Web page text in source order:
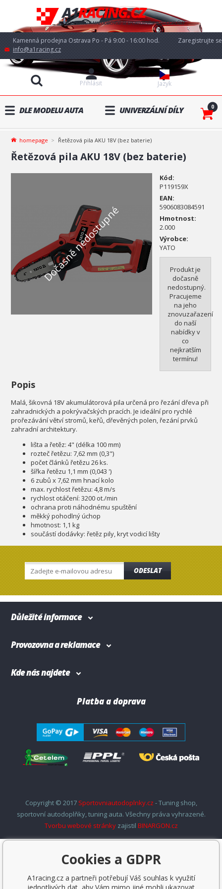
Kamenná prodejna Ostrava Po - Pá 9:00 - 16:00 hod.
info@a1racing.cz
Jazyk
Přihlásit
Zaregistrujte se
DLE MODELU AUTA UNIVERZÁLNÍ DÍLY 0
homepage Řetězová pila AKU 18V (bez baterie)
Řetězová pila AKU 18V (bez baterie)
Dočasně nedostupné
Kód:
P119159X
EAN:
5906083084591
Hmotnost:
2.000
Výrobce:
YATO
Produkt je
dočasně
nedostupný.
Pracujeme
na jeho
znovuzařazení
do naší
nabídky v
co
nejkratším
termínu!
Popis
Malá, šikovná 18V akumulátorová pila určená pro řezání dřeva při
zahradnických a pokrývačských pracích. Je ideální pro rychlé
prořezávání větví stromů, keřů, dřevěných polen, řezání prvků
zahradní architektury.
lišta a řetěz: 4" (délka 100 mm)
rozteč řetězu: 7,62 mm (0,3")
počet článků řetězu 26 ks.
šířka řetězu 1,1 mm (0,043 ')
6 zubů x 7,62 mm hnací kolo
max. rychlost řetězu: 4,8 m/s
rychlost otáčení: 3200 ot./min
ochrana proti náhodnému spuštění
měkký pohodlný úchop
hmotnost: 1,1 kg
součástí dodávky: řetěz pily, kryt vodicí lišty
ODESLAT
Důležité informace
Provozovna a reklamace
Kde nás najdete
Platba a doprava
Copyright © 2017 Sportovniautodoplnky.cz - Tuning shop,
sportovní autodoplňky, tuning auta. Všechny práva vyhrazené.
Tvorbu webové stránkyzajistil BINARGON.cz
Cookies a GDPR
A1racing.cz a partneři potřebují Váš souhlas k využití